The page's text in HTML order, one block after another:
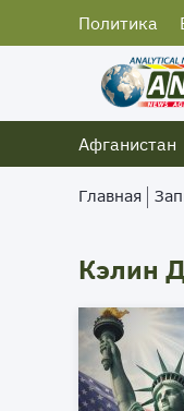
Политика
Афганистан
Главная
Кэлин